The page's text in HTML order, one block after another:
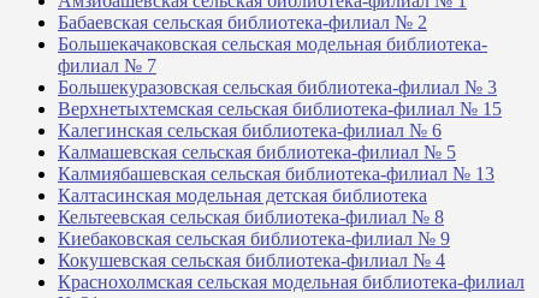
Бабаевская сельская библиотека-филиал № 2
Большекачаковская сельская модельная библиотека-
филиал № 7
Большекуразовская сельская библиотека-филиал № 3
Верхнетыхтемская сельская библиотека-филиал № 15
Калегинская сельская библиотека-филиал № 6
Калмашевская сельская библиотека-филиал № 5
Калмиябашевская сельская библиотека-филиал № 13
Калтасинская модельная детская библиотека
Кельтеевская сельская библиотека-филиал № 8
Киебаковская сельская библиотека-филиал № 9
Кокушевская сельская библиотека-филиал № 4
Краснохолмская сельская модельная библиотека-филиал